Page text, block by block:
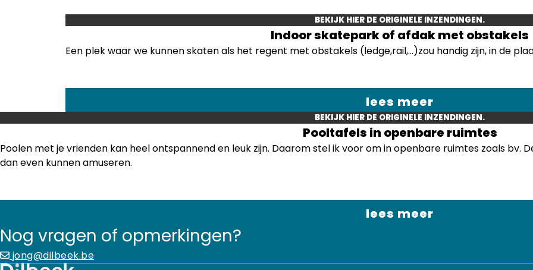
BEKIJK HIER DE ORIGINELE INZENDINGEN.
Indoor skatepark of afdak met obstakels
Een plek waar we kunnen skaten als het regent met obstakels (ledge,rail,...)zou handig zijn, in de
lees meer
BEKIJK HIER DE ORIGINELE INZENDINGEN.
Pooltafels in openbare ruimtes
Poolen met je vrienden kan heel ontspannend en leuk zijn. Daarom stel ik voor om in openbare ruimtes zoals
dan even kunnen amuseren.
lees meer
Nog vragen of opmerkingen?
jong@dilbeek.be